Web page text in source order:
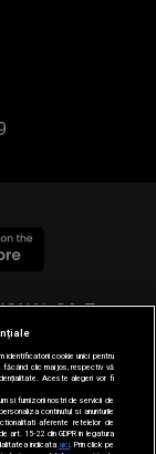
SA, Toate
identificatorii cookie unici pentru
clic mai jos, respectiv vă
Aceste alegeri vor fi
si furnizorii nostri de servicii de
continutul si anunturile
aferente retelelor de
art. 15-22 din GDPR in legatura
indicataaici . Prin click pe